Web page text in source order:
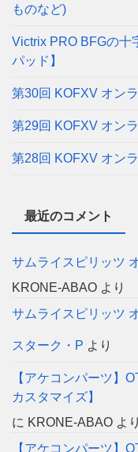
ものなど)
Victrix PRO BFGの十
パッド】
第30回 KOFXV オン
第29回 KOFXV オン
第28回 KOFXV オン
最近のコメント
サムライスピリッツ
KRONE-ABAO より
サムライスピリッツ
スターク・P より
【アケコンパーツ】
カスタマイズ】
に KRONE-ABAO より
【アケコンパーツ】